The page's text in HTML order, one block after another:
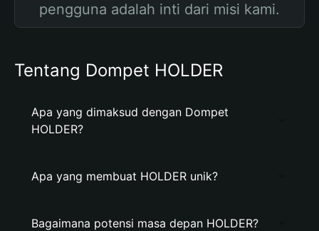
pengguna adalah inti dari misi kami.
Tentang Dompet HOLDER
Apa yang dimaksud dengan Dompet
HOLDER?
Apa yang membuat HOLDER unik?
Bagaimana potensi masa depan HOLDER?